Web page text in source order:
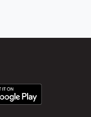
Pick up failed
Out for delivery：